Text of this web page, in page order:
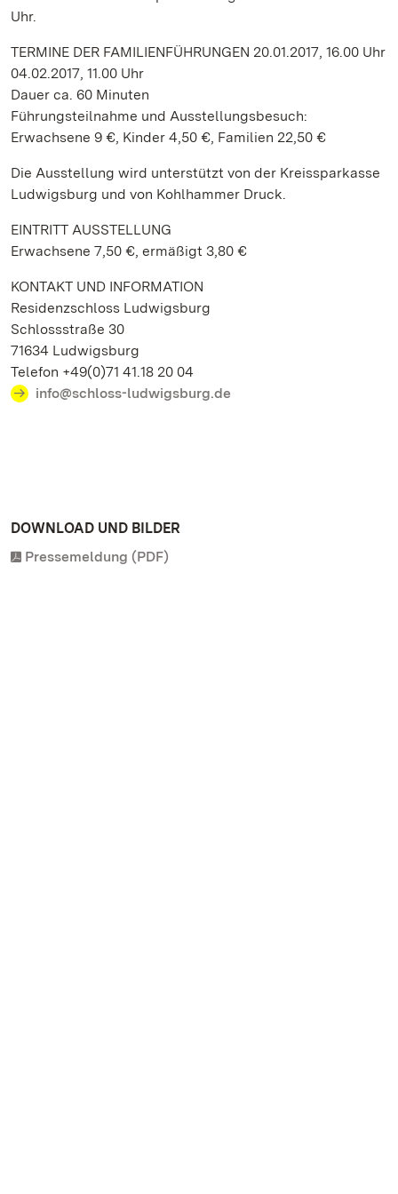
Uhr.
TERMINE DER FAMILIENFÜHRUNGEN 20.01.2017, 16.00 Uhr
04.02.2017, 11.00 Uhr
Dauer ca. 60 Minuten
Führungsteilnahme und Ausstellungsbesuch:
Erwachsene 9 €, Kinder 4,50 €, Familien 22,50 €
Die Ausstellung wird unterstützt von der Kreissparkasse
Ludwigsburg und von Kohlhammer Druck.
EINTRITT AUSSTELLUNG
Erwachsene 7,50 €, ermäßigt 3,80 €
KONTAKT UND INFORMATION
Residenzschloss Ludwigsburg
Schlossstraße 30
71634 Ludwigsburg
Telefon +49(0)71 41.18 20 04
info@schloss-ludwigsburg.de
DOWNLOAD UND BILDER
Pressemeldung (PDF)